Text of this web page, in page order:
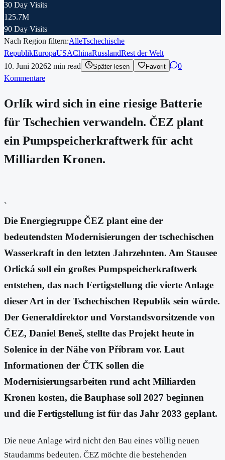
30 Day Visits
125.7M
90 Day Visits
Nach Region filtern:AlleTschechische
RepublikEuropaUSAChinaRusslandRest der Welt
10. Juni 20262 min read Später lesen Favorit
0
Kommentare
Orlík wird sich in eine riesige Batterie
für Tschechien verwandeln. ČEZ plant
ein Pumpspeicherkraftwerk für acht
Milliarden Kronen.
`
Die Energiegruppe ČEZ plant eine der
bedeutendsten Modernisierungen der tschechischen
Wasserkraft in den letzten Jahrzehnten. Am Stausee
Orlická soll ein großes Pumpspeicherkraftwerk
entstehen, das nach Fertigstellung die vierte Anlage
dieser Art in der Tschechischen Republik sein würde.
Der Generaldirektor und Vorstandsvorsitzende von
ČEZ, Daniel Beneš, stellte das Projekt heute in
Solenice in der Nähe von Příbram vor. Laut
Informationen der ČTK sollen die
Modernisierungsarbeiten rund acht Milliarden
Kronen kosten, die Bauphase soll 2027 beginnen
und die Fertigstellung ist für das Jahr 2033 geplant.
Die neue Anlage wird nicht den Bau eines völlig neuen
Staudamms bedeuten. ČEZ möchte die bestehenden